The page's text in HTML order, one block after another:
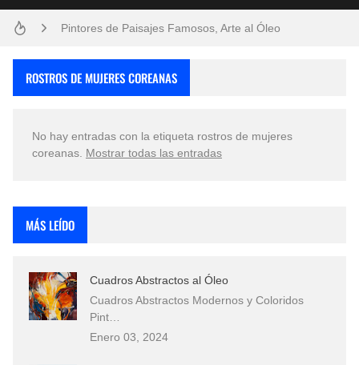
Pintores de Paisajes Famosos, Arte al Óleo
Que significan los cuadros de negras africanas?
El mundo del arte en pintura surrealista
ROSTROS DE MUJERES COREANAS
No hay entradas con la etiqueta rostros de mujeres
coreanas Mostrar todas las entradas
MÁS LEÍDO
Cuadros Abstractos al Óleo
Cuadros Abstractos Modernos y Coloridos
Pint…
Enero 03, 2024